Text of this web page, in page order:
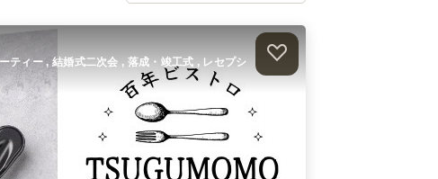
ティー , 結婚式二次会 , 落成・竣工式 , レセプシ